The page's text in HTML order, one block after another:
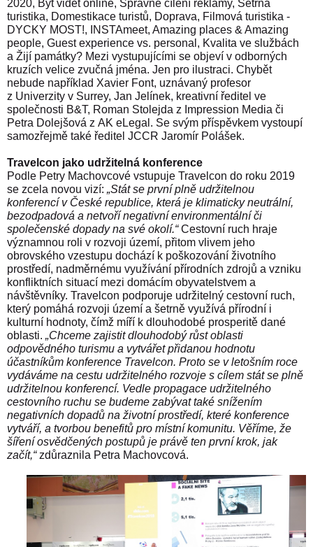
2020, Být vidět online, Správné cílení reklamy, Šetrná
turistika, Domestikace turistů, Doprava, Filmová turistika -
DYCKY MOST!, INSTAmeet, Amazing places & Amazing
people, Guest experience vs. personal, Kvalita ve službách
a Žijí památky? Mezi vystupujícími se objeví v odborných
kruzích velice zvučná jména. Jen pro ilustraci. Chybět
nebude například Xavier Font, uznávaný profesor
z Univerzity v Surrey, Jan Jelínek, kreativní ředitel ve
společnosti B&T, Roman Stolejda z Impression Media či
Petra Dolejšová z AK eLegal. Se svým příspěvkem vystoupí
samozřejmě také ředitel JCCR Jaromír Polášek.
Travelcon jako udržitelná konference
Podle Petry Machovcové vstupuje Travelcon do roku 2019
se zcela novou vizí: „Stát se první plně udržitelnou
konferencí v České republice, která je klimaticky neutrální,
bezodpadová a netvoří negativní environmentální či
společenské dopady na své okolí.“Cestovní ruch hraje
významnou roli v rozvoji území, přitom vlivem jeho
obrovského vzestupu dochází k poškozování životního
prostředí, nadměrnému využívání přírodních zdrojů a vzniku
konfliktních situací mezi domácím obyvatelstvem a
návštěvníky. Travelcon podporuje udržitelný cestovní ruch,
který pomáhá rozvoji území a šetrně využívá přírodní i
kulturní hodnoty, čímž míří k dlouhodobé prosperitě dané
oblasti. „Chceme zajistit dlouhodobý růst oblasti
odpovědného turismu a vytvářet přidanou hodnotu
účastníkům konference Travelcon. Proto se v letošním roce
vydáváme na cestu udržitelného rozvoje s cílem stát se plně
udržitelnou konferencí. Vedle propagace udržitelného
cestovního ruchu se budeme zabývat také snížením
negativních dopadů na životní prostředí, které konference
vytváří, a tvorbou benefitů pro místní komunitu. Věříme, že
šíření osvědčených postupů je právě ten první krok, jak
začít,“zdůraznila Petra Machovcová.